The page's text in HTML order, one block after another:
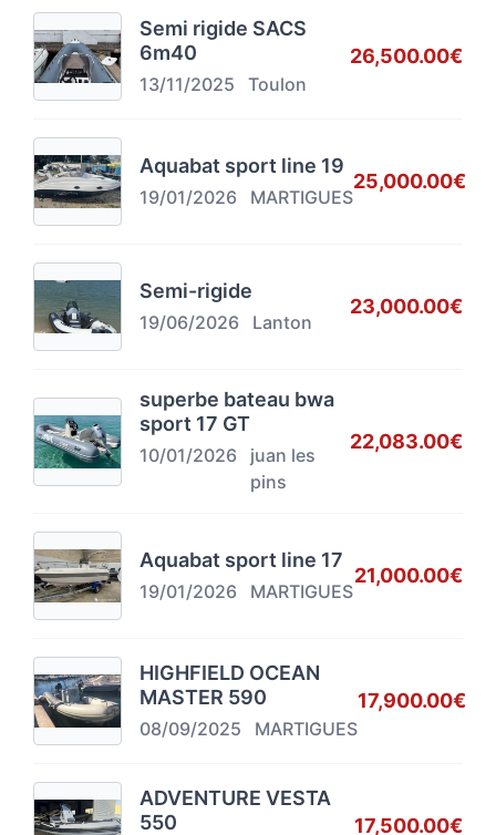
Semi rigide SACS
6m40
13/11/2025 Toulon
26,500.00€
Aquabat sport line 19
19/01/2026 MARTIGUES
25,000.00€
Semi-rigide
19/06/2026 Lanton
23,000.00€
superbe bateau bwa
sport 17 GT
10/01/2026
juan les
pins
22,083.00€
Aquabat sport line 17
19/01/2026 MARTIGUES
21,000.00€
HIGHFIELD OCEAN
MASTER 590
08/09/2025 MARTIGUES
17,900.00€
ADVENTURE VESTA
550
17,500.00€